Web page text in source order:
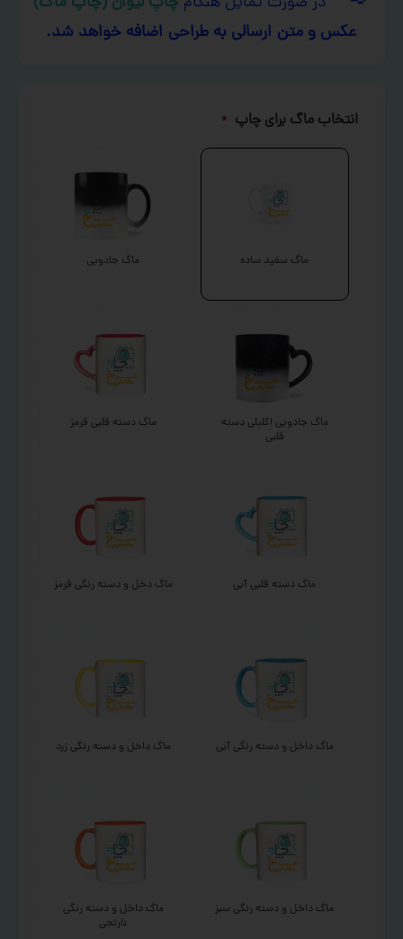
عکس و متن ارسالی به طراحی اضافه خواهد شد.
انتخاب ماگ برای چاپ *
ماگ سفید ساده ماگ جادویی
ماگ جادویی اکلیلی دسته
قلبی
ماگ دسته قلبی قرمز
ماگ دسته قلبی آبی ماگ دخل و دسته رنگی قرمز
ماگ داخل و دسته رنگی آبی ماگ داخل و دسته رنگی زرد
ماگ داخل و دسته رنگی سبز
ماگ داخل و دسته رنگی
نارنجی